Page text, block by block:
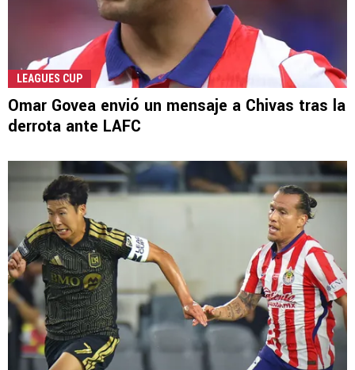
LEAGUES CUP
Omar Govea envió un mensaje a Chivas tras la
derrota ante LAFC